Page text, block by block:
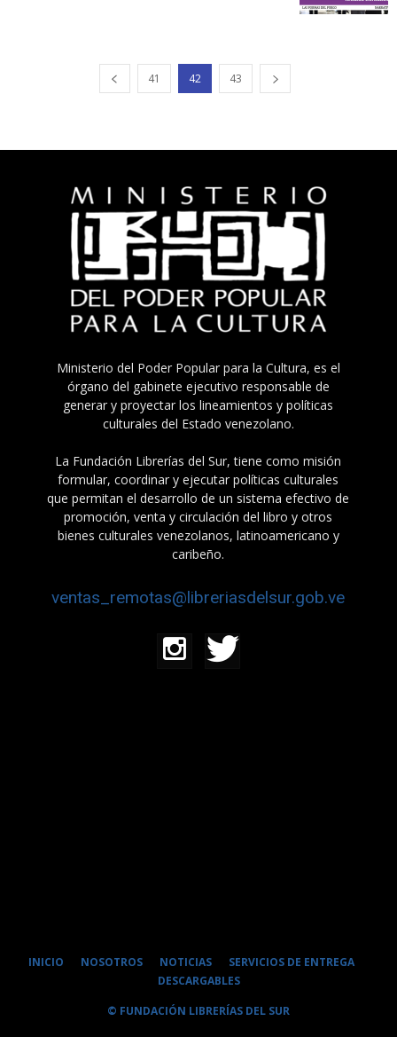
41 42 43
Ministerio del Poder Popular para la Cultura, es el
órgano del gabinete ejecutivo responsable de
generar y proyectar los lineamientos y políticas
culturales del Estado venezolano.
La Fundación Librerías del Sur, tiene como misión
formular, coordinar y ejecutar políticas culturales
que permitan el desarrollo de un sistema efectivo de
promoción, venta y circulación del libro y otros
bienes culturales venezolanos, latinoamericano y
caribeño.
ventas_remotas@libreriasdelsur.gob.ve
INICIO NOSOTROS NOTICIAS
SERVICIOS DE ENTREGA
DESCARGABLES
© FUNDACIÓN LIBRERÍAS DEL SUR